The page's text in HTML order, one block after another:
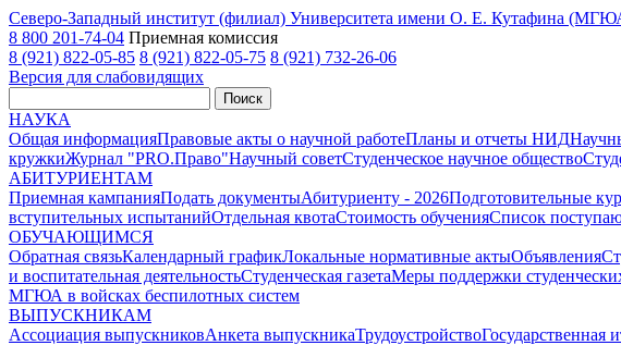
Северо-Западный институт (филиал) Университета имени О. Е. Кутафина
8 800 201-74-04 Приемная комиссия
8 (921) 822-05-85 8 (921) 822-05-75 8 (921) 732-26-06
Версия для слабовидящих
Поиск
НАУКА
Общая информацияПравовые акты о научной работеПланы и отчеты НИД
кружкиЖурнал "PRO.Право"Научный советСтуденческое научное общество
АБИТУРИЕНТАМ
Приемная кампанияПодать документыАбитуриенту - 2026Подготовительные
вступительных испытанийОтдельная квотаСтоимость обученияCписок
ОБУЧАЮЩИМСЯ
Обратная связьКалендарный графикЛокальные нормативные актыОбъявления
и воспитательная деятельностьСтуденческая газетаМеры поддержки
МГЮА в войсках беспилотных систем
ВЫПУСКНИКАМ
Ассоциация выпускниковАнкета выпускникаТрудоустройствоГосударственная